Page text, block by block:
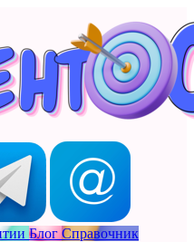
Блог Справочник